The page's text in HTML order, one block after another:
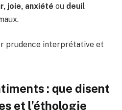
joie, anxiété ou deuil
prudence interprétative et
: que disent
et l’éthologie